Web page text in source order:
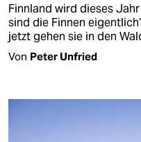
Finnland wird dieses
sind die Finnen
jetzt gehen sie in den
Von Peter Unfried